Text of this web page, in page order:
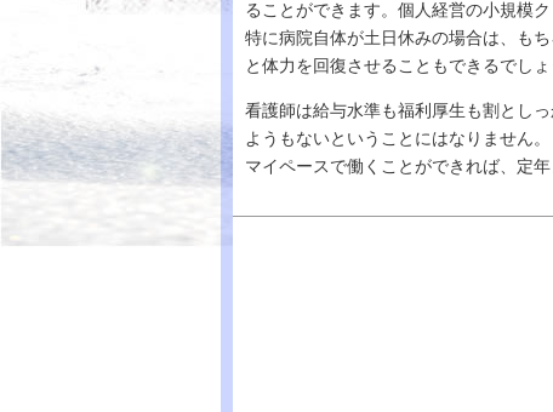
ることができます。個人経営の小規模
特に病院自体が土日休みの場合は、も
と体力を回復させることもできるでし
看護師は給与水準も福利厚生も割とし
ようもないということにはなりません。
マイペースで働くことができれば、定